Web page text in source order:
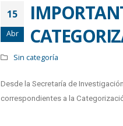
15
Abr
Sin categoría
Desde la Secretaría de
correspondientes a la